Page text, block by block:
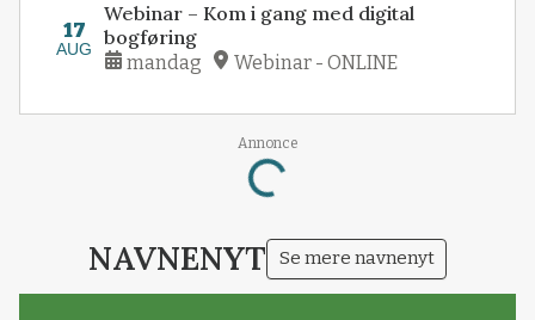
17
AUG
Webinar – Kom i gang med digital
bogføring
mandag Webinar - ONLINE
Annonce
Loading...
NAVNENYT Se mere navnenyt